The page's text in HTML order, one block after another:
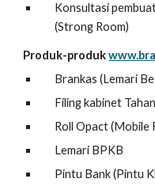
Konsultasi
(Strong Room)
Produk-produk
Brankas (Lemari
Filing kabinet
Roll Opact (Mobile
Lemari BPKB
Pintu Bank (Pintu